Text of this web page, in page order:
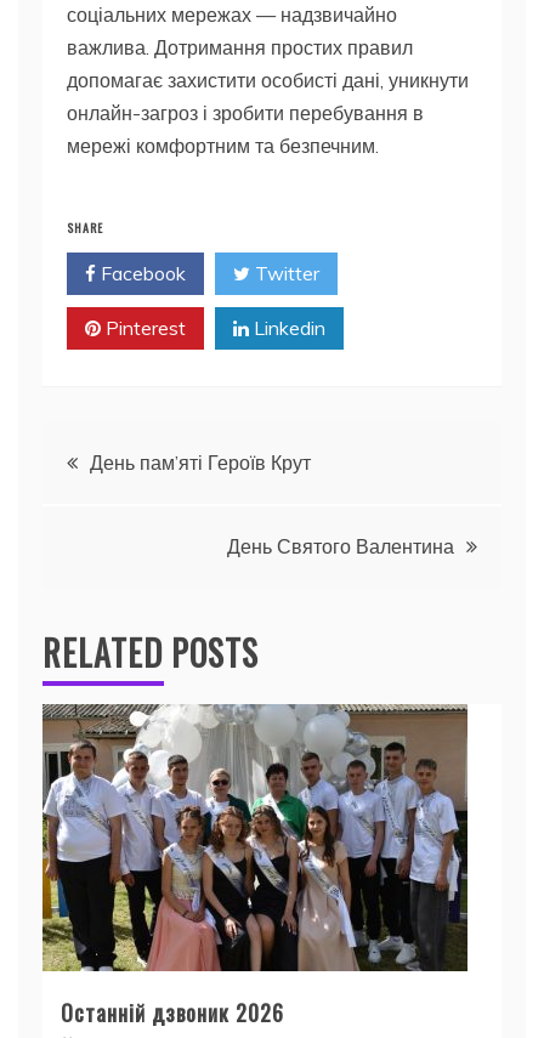
соціальних мережах — надзвичайно
важлива. Дотримання простих правил
допомагає захистити особисті дані, уникнути
онлайн-загроз і зробити перебування в
мережі комфортним та безпечним.
SHARE
Facebook Twitter
Pinterest Linkedin
Навігація
День пам’яті Героїв Крут
День Святого Валентина
RELATED POSTS
Останній дзвоник 2026